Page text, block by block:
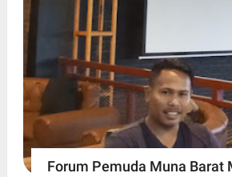
Forum Pemuda Muna Barat